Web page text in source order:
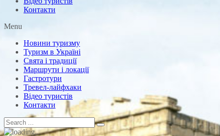
Контакти
Menu
Новини туризму
Туризм в Україні
Свята і традиції
Маршрути і локації
Гастротури
Тревел-лайфхаки
Відео туристів
Контакти